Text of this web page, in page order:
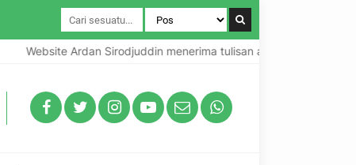
Ardan Sirodjuddin menerima tulisan artikel Guru, Kepala